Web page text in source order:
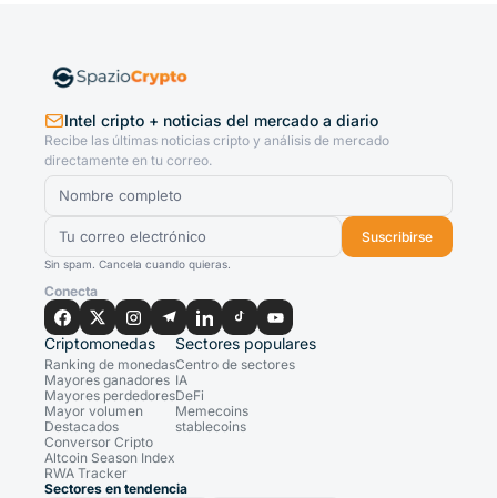
Intel cripto + noticias del mercado a diario
Recibe las últimas noticias cripto y análisis de mercado
directamente en tu correo.
Suscribirse
Sin spam. Cancela cuando quieras.
Conecta
Criptomonedas
Ranking de monedas
Mayores ganadores
Mayores perdedores
Mayor volumen
Destacados
Conversor Cripto
Altcoin Season Index
RWA Tracker
Sectores populares
Centro de sectores
IA
DeFi
Memecoins
stablecoins
Sectores en tendencia